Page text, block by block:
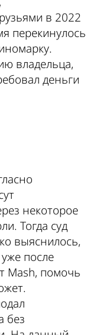
в 2022
перекинулось
владельца,
деньги
некоторое
Тогда суд
выяснилось,
после
Mash, помочь
без